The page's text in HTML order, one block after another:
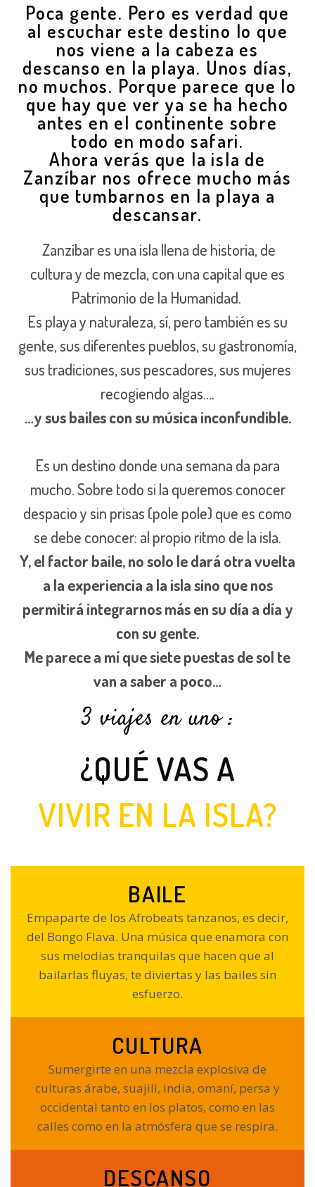
Poca gente. Pero es verdad que
al escuchar este destino lo que
nos viene a la cabeza es
descanso en la playa. Unos días,
no muchos. Porque parece que lo
que hay que ver ya se ha hecho
antes en el continente sobre
todo en modo safari.
Ahora verás que la isla de
Zanzíbar nos ofrece mucho más
que tumbarnos en la playa a
descansar.
Zanzíbar es una isla llena de historia, de
cultura y de mezcla, con una capital que es
Patrimonio de la Humanidad.
Es playa y naturaleza, sí, pero también es su
gente, sus diferentes pueblos, su gastronomía,
sus tradiciones, sus pescadores, sus mujeres
recogiendo algas….
…y sus bailes con su música inconfundible.
Es un destino donde una semana da para
mucho. Sobre todo si la queremos conocer
despacio y sin prisas (pole pole) que es como
se debe conocer: al propio ritmo de la isla.
Y, el factor baile, no solo le dará otra vuelta
a la experiencia a la isla sino que nos
permitirá integrarnos más en su día a día y
con su gente.
Me parece a mí que siete puestas de sol te
van a saber a poco…
3 viajes en uno :
¿QUÉ VAS A
VIVIR EN LA ISLA?
BAILE
Empaparte de los Afrobeats tanzanos, es decir,
del Bongo Flava. Una música que enamora con
sus melodías tranquilas que hacen que al
bailarlas fluyas, te diviertas y las bailes sin
esfuerzo.
CULTURA
Sumergirte en una mezcla explosiva de
culturas árabe, suajili, india, omaní, persa y
occidental tanto en los platos, como en las
calles como en la atmósfera que se respira.
DESCANSO